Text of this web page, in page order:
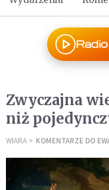
Zwyczajna
niż
WIARA KOMENTARZE DO